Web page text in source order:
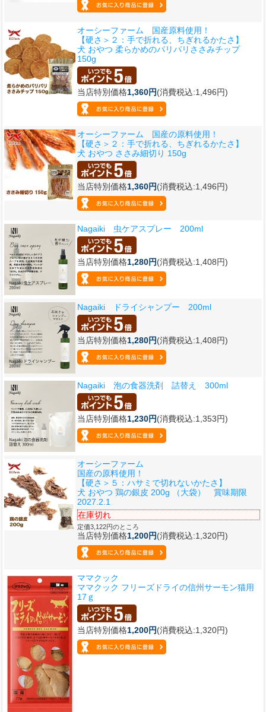
オーシーファーム 国産原料使用！
【硬さ＞２：手で折れる、ちぎれるかたさ】
犬 おやつ 柔らかめのパリパリささみチップ
150g
当店特別価格1,360円(消費税込:1,496円)
オーシーファーム 国産の原料使用！
【硬さ＞２：手で折れる、ちぎれるかたさ】
犬 おやつ ささみ細切り 150g
当店特別価格1,360円(消費税込:1,496円)
Nagaiki 虫ケアスプレー 200ml
当店特別価格1,280円(消費税込:1,408円)
Nagaiki ドライシャンプー 200ml
当店特別価格1,280円(消費税込:1,408円)
Nagaiki 泡の食器洗剤 詰替え 300ml
当店特別価格1,230円(消費税込:1,353円)
オーシーファーム
国産の原料使用！
【硬さ＞５：ハサミで切れないかたさ】
犬 おやつ 鶏の銀皮 200g （大袋） 賞味期限
2027.2.1
在庫切れ
定価3,122円のところ
当店特別価格1,200円(消費税込:1,320円)
ママクック
ママクック フリーズドライの信州サーモン猫用
17ｇ
当店特別価格1,200円(消費税込:1,320円)